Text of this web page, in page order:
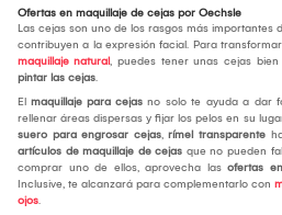
Ofertas en maquillaje de cejas por Oechsle
Las cejas son uno de los rasgos más importantes
contribuyen a la expresión facial. Para
maquillaje natural, puedes tener unas cejas
pintar las cejas.
El maquillaje para cejas no solo te ayuda a dar
rellenar áreas dispersas y fijar los pelos en su
suero para engrosar cejas, rímel transparente
artículos de maquillaje de cejas que no pueden
comprar uno de ellos, aprovecha las ofertas
Inclusive, te alcanzará para complementarlo con
ojos.